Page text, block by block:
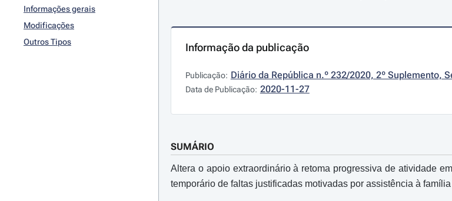
Informações gerais
Modificações
Outros Tipos
Informação da publicação
Publicação: Diário da República n.º 232/2020, 2º Suplemento,
Data de Publicação: 2020-11-27
SUMÁRIO
Altera o apoio extraordinário à retoma progressiva de atividade
temporário de faltas justificadas motivadas por assistência à família